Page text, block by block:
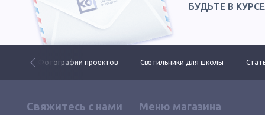
БУДЬТЕ В
Фотографии проектов Светильники для школы
Свяжитесь с нами Меню магазина